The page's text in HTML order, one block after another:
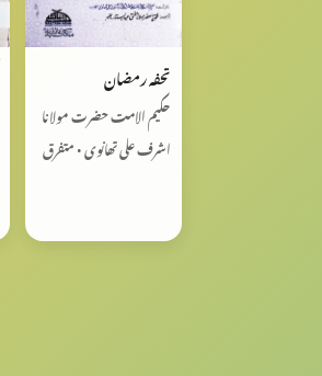
تحفہ رمضان
حکیم الامت حضرت مولانا
اشرف علی تھانوی • متفرق